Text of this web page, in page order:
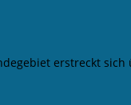
erstreckt